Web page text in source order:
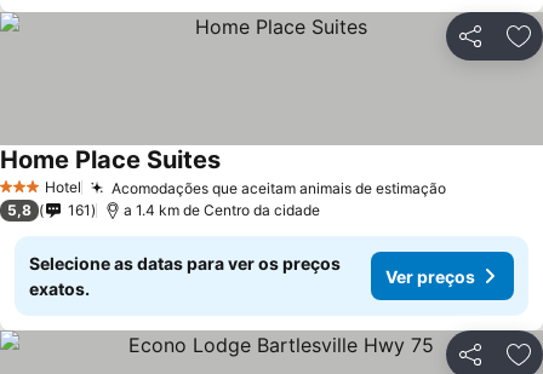
Partilhar
3 EstrelasHotel Acomodações que aceitam animais de estimaçãoVer preços
Home Place SuitesVer preços
5,8 161 a 1.4 km de Centro da cidade
Selecione as datas para ver os preços
exatos.
Ver preços
Partilhar